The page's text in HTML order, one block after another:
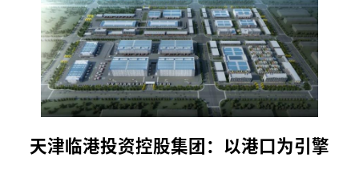
天津临港投资控股集团：以港口为引擎